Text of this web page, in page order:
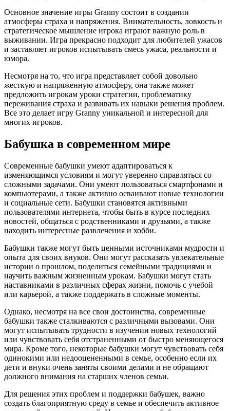
Основное значение игры Granny состоит в создании
атмосферы страха и напряжения. Внимательность, ловкость и
стратегическое мышление игрока играют важную роль в
выживании. Игра прекрасно подходит для любителей ужасов
и заставляет игроков испытывать смесь ужаса, реальности и
юмора.
Несмотря на то, что игра представляет собой довольно
жесткую и напряженную атмосферу, она также может
предложить игрокам уроки стратегии, проблематику
переживания страха и развивать их навыки решения проблем.
Все это делает игру Granny уникальной и интересной для
многих игроков.
Бабушка в современном мире
Современные бабушки умеют адаптироваться к
изменяющимся условиям и могут уверенно справляться со
сложными задачами. Они умеют пользоваться смартфонами и
компьютерами, а также активно осваивают новые технологии
и социальные сети. Бабушки становятся активными
пользователями интернета, чтобы быть в курсе последних
новостей, общаться с родственниками и друзьями, а также
находить интересные развлечения и хобби.
Бабушки также могут быть ценными источниками мудрости и
опыта для своих внуков. Они могут рассказать увлекательные
истории о прошлом, поделиться семейными традициями и
научить важным жизненным урокам. Бабушки могут стать
наставниками в различных сферах жизни, помочь с учебой
или карьерой, а также поддержать в сложные моменты.
Однако, несмотря на все свои достоинства, современные
бабушки также сталкиваются с различными вызовами. Они
могут испытывать трудности в изучении новых технологий
или чувствовать себя отстраненными от быстро меняющегося
мира. Кроме того, некоторые бабушки могут чувствовать себя
одинокими или недооцененными в семье, особенно если их
дети и внуки очень заняты своими делами и не обращают
должного внимания на старших членов семьи.
Для решения этих проблем и поддержки бабушек, важно
создать благоприятную среду в семье и обеспечить активное